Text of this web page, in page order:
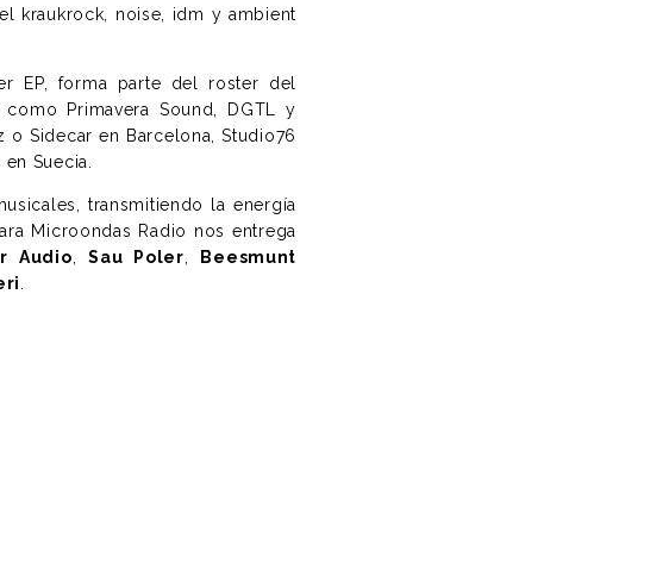
kraukrock, noise, idm y ambient
EP, forma parte del roster del
Primavera Sound, DGTL y
Sidecar en Barcelona, Studio76
Suecia.
transmitiendo la energía
Microondas Radio nos entrega
Audio,Sau Poler,
Beesmunt
.